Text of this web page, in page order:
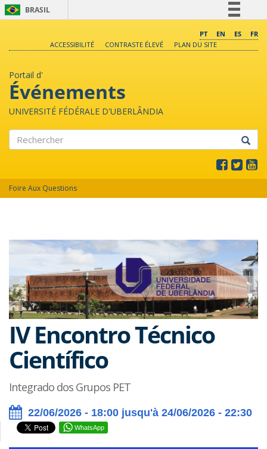
BRASIL
Comunica BR
PT EN ES
FR
ACCESSIBILITÉ
CONTRASTE ÉLEVÉ PLAN DU SITE
Portail d'
Événements
UNIVERSITÉ FÉDÉRALE D'UBERLÂNDIA
Foire Aux Questions
IV Encontro Técnico
Científico
Integrado dos Grupos PET
22/06/2026 - 18:00 jusqu'à 24/06/2026 - 22:30
WhatsApp